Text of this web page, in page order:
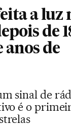
a luz
de
anos de
sinal de
é o